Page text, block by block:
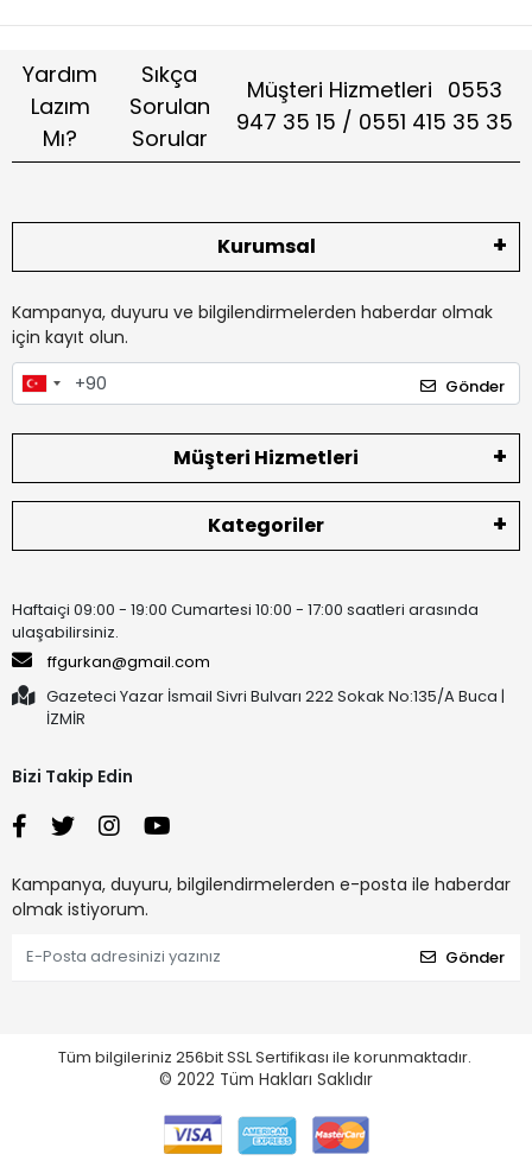
Yardım
Lazım
Mı?
Sıkça
Sorulan
Sorular
Müşteri Hizmetleri 0553
947 35 15 / 0551 415 35 35
Kurumsal
Kampanya, duyuru ve bilgilendirmelerden haberdar olmak
için kayıt olun.
Gönder
Müşteri Hizmetleri
Kategoriler
Haftaiçi 09:00 - 19:00 Cumartesi 10:00 - 17:00 saatleri arasında
ulaşabilirsiniz.
ffgurkan@gmail.com
Gazeteci Yazar İsmail Sivri Bulvarı 222 Sokak No:135/A Buca |
İZMİR
Bizi Takip Edin
Kampanya, duyuru, bilgilendirmelerden e-posta ile haberdar
olmak istiyorum.
Gönder
Tüm bilgileriniz 256bit SSL Sertifikası ile korunmaktadır.
© 2022 Tüm Hakları Saklıdır